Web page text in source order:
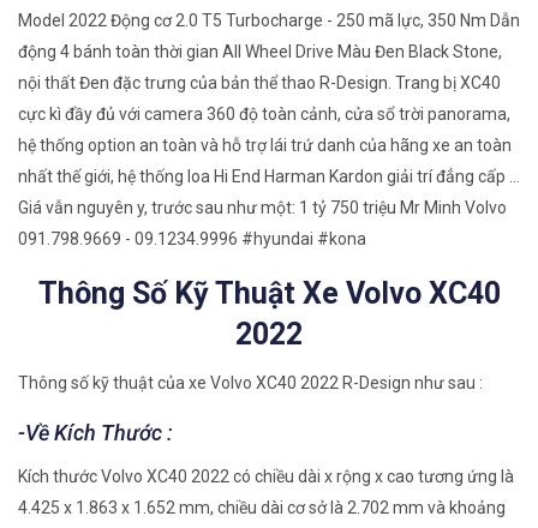
Model 2022 Động cơ 2.0 T5 Turbocharge - 250 mã lực, 350 Nm Dẫn
động 4 bánh toàn thời gian All Wheel Drive Màu Đen Black Stone,
nội thất Đen đặc trưng của bản thể thao R-Design. Trang bị XC40
cực kì đầy đủ với camera 360 độ toàn cảnh, cửa sổ trời panorama,
hệ thống option an toàn và hỗ trợ lái trứ danh của hãng xe an toàn
nhất thế giới, hệ thống loa Hi End Harman Kardon giải trí đẳng cấp …
Giá vẫn nguyên y, trước sau như một: 1 tỷ 750 triệu Mr Minh Volvo
091.798.9669 - 09.1234.9996 #hyundai #kona
Thông Số Kỹ Thuật Xe Volvo XC40
2022
Thông số kỹ thuật của xe Volvo XC40 2022 R-Design như sau :
-Về Kích Thước :
Kích thước Volvo XC40 2022 có chiều dài x rộng x cao tương ứng là
4.425 x 1.863 x 1.652 mm, chiều dài cơ sở là 2.702 mm và khoảng